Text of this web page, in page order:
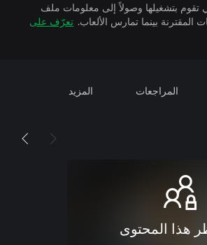
تقوم بتشغيلها وصولاً إلى معلومات ملف
تعرّف على
المراجعات المزيد
هذا المحتوى